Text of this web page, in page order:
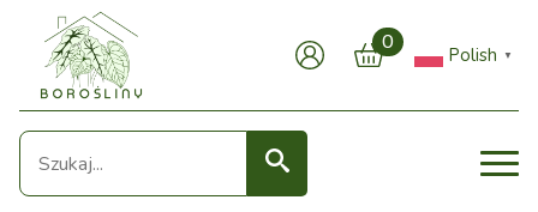
0
Polish ▼
Seearch